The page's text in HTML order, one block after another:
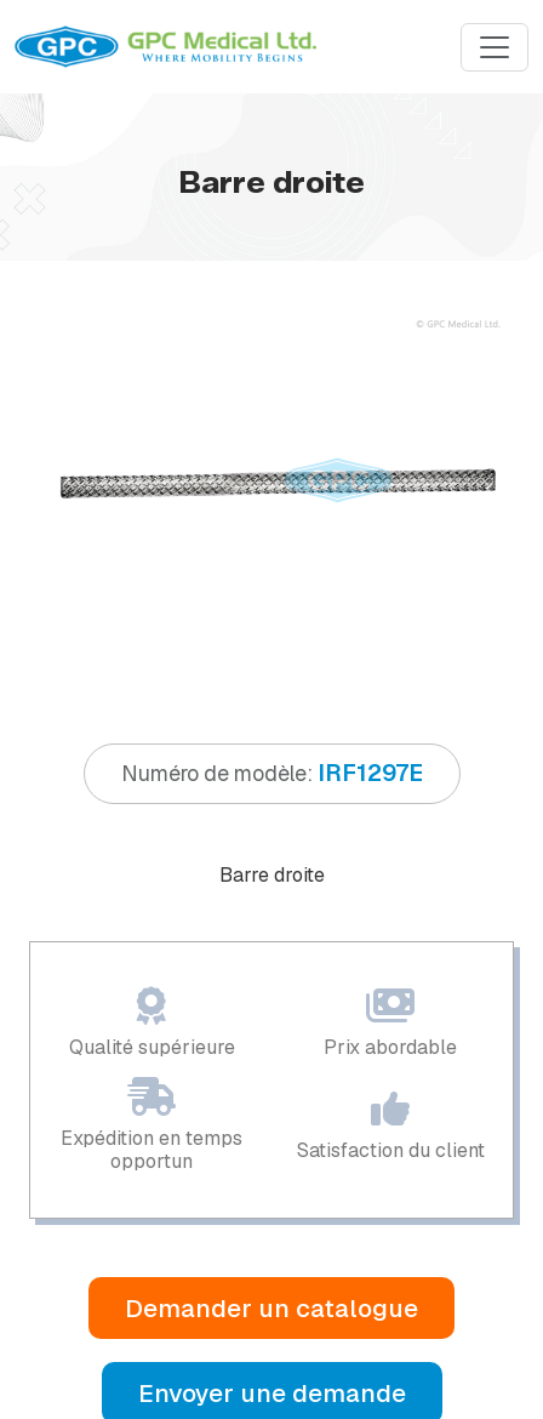
Barre droite
Numéro de modèle: IRF1297E
Barre droite
Qualité supérieure Prix ​​abordable
Expédition en temps
opportun
Satisfaction du client
Demander un catalogue
Envoyer une demande